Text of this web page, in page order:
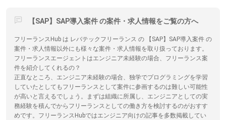
【SAP】SAP導入案件 の案件・求人情報をご覧の方へ
フリーランスHub は レバテックフリーランス の 【SAP】SAP導入案件 の
案件・求人情報以外にも様々な案件・求人情報を取り扱っております。
フリーランスエージェントはエンジニア未経験の場合、フリーランス案
件を紹介してくれるの？
正直なところ、エンジニア未経験の場合、独学でプログラミングを学習
していたとしてもフリーランスとして案件に参画するのは難しい可能性
が高いと言えるでしょう。まずは組織に所属し、エンジニアとしての実
務経験を積んでからフリーランスとしての働き方を検討するのがおすす
めです。フリーランスHubではエンジニア向けの記事を多数掲載してい